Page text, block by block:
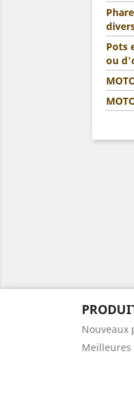
Pots
ou
Nouveaux
Meilleures